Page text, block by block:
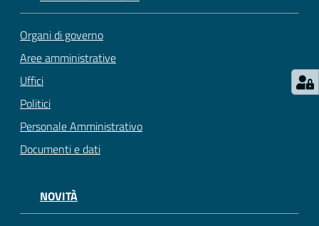
Organi di governo
Aree amministrative
Uffici
Politici
Personale Amministrativo
Documenti e dati
NOVITÀ